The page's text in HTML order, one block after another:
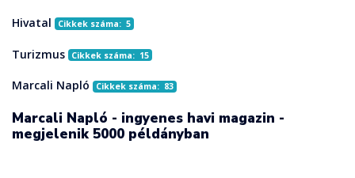
Hivatal Cikkek száma: 5
Turizmus Cikkek száma: 15
Marcali Napló Cikkek száma: 83
Marcali Napló - ingyenes havi magazin -
megjelenik 5000 példányban